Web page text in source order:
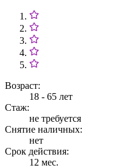
Возраст:
18 - 65 лет
Стаж:
не требуется
Снятие наличных:
нет
Срок действия:
12 мес.